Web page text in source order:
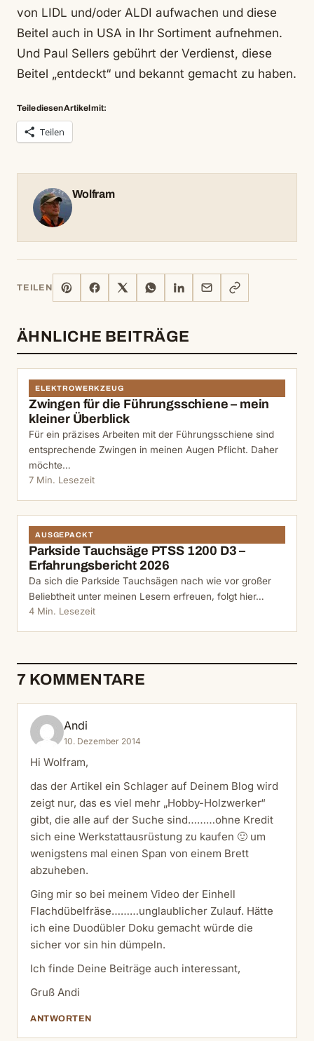
von LIDL und/oder ALDI aufwachen und diese
Beitel auch in USA in Ihr Sortiment aufnehmen.
Und Paul Sellers gebührt der Verdienst, diese
Beitel „entdeckt“ und bekannt gemacht zu haben.
Teile diesen Artikel mit:
Teilen
Wolfram
TEILEN
PINTERESTFACEBOOK WHATSAPPLINKEDIN
MAIL
LINK
KOPIEREN
ÄHNLICHE BEITRÄGE
ELEKTROWERKZEUG
Zwingen für die Führungsschiene – mein
kleiner Überblick
Für ein präzises Arbeiten mit der Führungsschiene sind
entsprechende Zwingen in meinen Augen Pflicht. Daher
möchte…
7 Min. Lesezeit
AUSGEPACKT
Parkside Tauchsäge PTSS 1200 D3 –
Erfahrungsbericht 2026
Da sich die Parkside Tauchsägen nach wie vor großer
Beliebtheit unter meinen Lesern erfreuen, folgt hier…
4 Min. Lesezeit
7 KOMMENTARE
Andi
10. Dezember 2014
Hi Wolfram,
das der Artikel ein Schlager auf Deinem Blog wird
zeigt nur, das es viel mehr „Hobby-Holzwerker“
gibt, die alle auf der Suche sind………ohne Kredit
sich eine Werkstattausrüstung zu kaufen 🙂 um
wenigstens mal einen Span von einem Brett
abzuheben.
Ging mir so bei meinem Video der Einhell
Flachdübelfräse………unglaublicher Zulauf. Hätte
ich eine Duodübler Doku gemacht würde die
sicher vor sin hin dümpeln.
Ich finde Deine Beiträge auch interessant,
Gruß Andi
ANTWORTEN